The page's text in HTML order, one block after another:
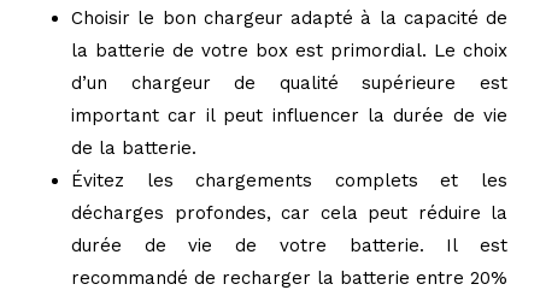
Choisir le bon chargeur adapté à la capacité de
la batterie de votre box est primordial. Le choix
d’un chargeur de qualité supérieure est
important car il peut influencer la durée de vie
de la batterie.
Évitez les chargements complets et les
décharges profondes, car cela peut réduire la
durée de vie de votre batterie. Il est
recommandé de recharger la batterie entre 20%